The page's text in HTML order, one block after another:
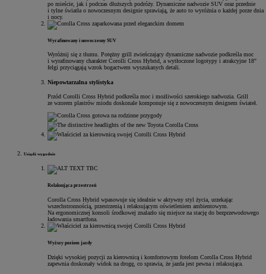
po mieście, jak i podczas dłuższych podróży. Dynamiczne nadwozie SUV oraz przednie
i tylne światła o nowoczesnym designie sprawiają, że auto to wyróżnia o każdej porze dnia
i nocy.
Wyrafinowany i nowoczesny SUV
Wyróżnij się z tłumu. Potężny grill zwieńczający dynamiczne nadwozie podkreśla moc
i wyrafinowany charakter Corolli Cross Hybrid, a wytłoczone logotypy i atrakcyjne 18"
felgi przyciągają wzrok bogactwem wyszukanych detali.
Niepowtarzalna stylistyka
Przód Corolli Cross Hybrid podkreśla moc i możliwości szerokiego nadwozia. Grill
ze wzorem plastrów miodu doskonale komponuje się z nowoczesnym designem świateł.
Usiądź wygodnie
Relaksująca przestrzeń
Corolla Cross Hybrid wpasowuje się idealnie w aktywny styl życia, urzekając
wszechstronnością, przestrzenią i relaksującym oświetleniem ambientowym.
Na ergonomicznej konsoli środkowej znalazło się miejsce na stację do bezprzewodowego
ładowania smartfona.
Wyższy poziom jazdy
Dzięki wysokiej pozycji za kierownicą i komfortowym fotelom Corolla Cross Hybrid
zapewnia doskonały widok na drogę, co sprawia, że jazda jest pewna i relaksująca.